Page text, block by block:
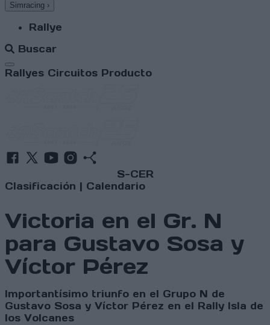
Simracing ›
Rallye
Buscar
Abrir menú
Rallyes Circuitos Producto
S-CER
Clasificación | Calendario
Victoria en el Gr. N
para Gustavo Sosa y
Víctor Pérez
Importantísimo triunfo en el Grupo N de
Gustavo Sosa y Víctor Pérez en el Rally Isla de
los Volcanes